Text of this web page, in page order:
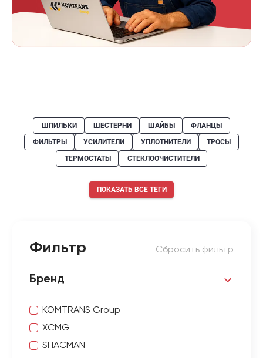
ШПИЛЬКИ ШЕСТЕРНИ ШАЙБЫ
ФЛАНЦЫ
ФИЛЬТРЫ
УСИЛИТЕЛИ УПЛОТНИТЕЛИ
ТРОСЫ
ТЕРМОСТАТЫ
СТЕКЛООЧИСТИТЕЛИ
ПОКАЗАТЬ ВСЕ ТЕГИ
Фильтр Сбросить фильтр
Бренд
KOMTRANS Group
XCMG
SHACMAN